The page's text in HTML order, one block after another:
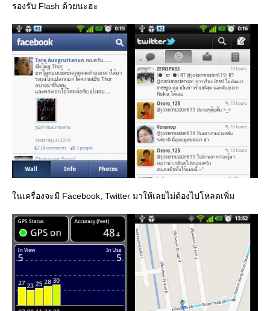
รองรับ Flash ด้วยนะฮะ
นเครื่องจะมี Facebook, Twitter มาให้เลยไม่ต้องไปโหลดเพิ่ม